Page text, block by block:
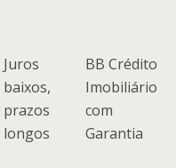
Juros
baixos,
prazos
longos
BB Crédito
Imobiliário
com
Garantia